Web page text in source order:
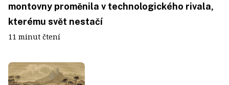
montovny proměnila v technologického rivala,
kterému svět nestačí
11 minut čtení